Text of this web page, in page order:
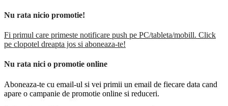
Nu rata nicio promotie!
Fi primul care primeste notificare push pe PC/tableta/mobill. Click
pe clopotel dreapta jos si aboneaza-te!
Nu rata nici o promotie online
Aboneaza-te cu email-ul si vei primii un email de fiecare data cand
apare o campanie de promotie online si reduceri.